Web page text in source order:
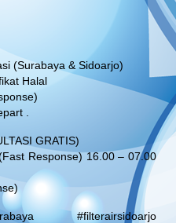
(Surabaya & Sidoarjo)
Halal
.
GRATIS)
Response) 16.00 – 07.00
#filterairsidoarjo